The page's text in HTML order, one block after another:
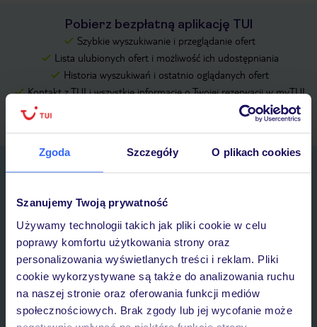
Zgoda Szczegóły O plikach cookies
Szanujemy Twoją prywatność
Używamy technologii takich jak pliki cookie w celu
poprawy komfortu użytkowania strony oraz
personalizowania wyświetlanych treści i reklam. Pliki
cookie wykorzystywane są także do analizowania ruchu
na naszej stronie oraz oferowania funkcji mediów
społecznościowych. Brak zgody lub jej wycofanie może
Pobierz bezpłatną aplikację TUI
Szybkie wyszukiwanie i przeglądanie ofert
Lista ulubionych ofert i możliwość ich udostępniania
Historia wyszukiwań i ostatnio oglądanych ofert
Kontakt z TUI i wszystkie informacje o Twojej rezerwacji w myTUI
Zapisz się do newslettera
IMIĘ*
E-MAIL*
Wyrażam zgodę na przetwarzanie danych osobowych przez
TUI Poland Sp. z o.o. i TUI Poland Dystrybucja Sp. z o.o. w